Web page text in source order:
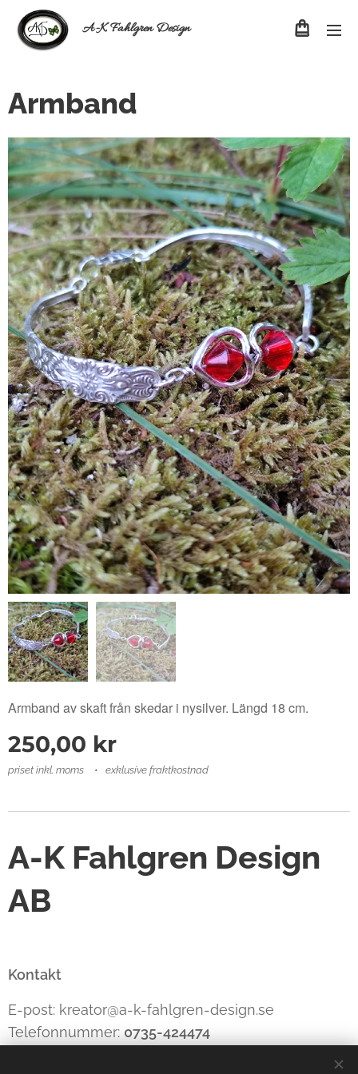
A-K Fahlgren Design
Armband
Armband av skaft från skedar i nysilver. Längd 18 cm.
250,00 kr
priset inkl. moms exklusive fraktkostnad
A-K Fahlgren Design
AB
Kontakt
E-post: kreator@a-k-fahlgren-design.se
Telefonnummer: 0735-424474